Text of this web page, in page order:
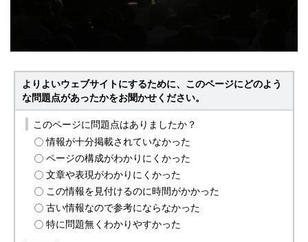
よりよいウェブサイトにするために、このページにどのよう
な問題点があったかをお聞かせください。
このページに問題点はありましたか？
情報が十分掲載されていなかった
ページの構成がわかりにくかった
文章や表現がわかりにくかった
この情報を見付けるのに時間がかかった
古い情報なので参考にならなかった
特に問題無くわかりやすかった